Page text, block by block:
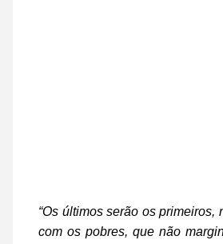
“Os últimos serão os primeiros,
com os pobres, que não